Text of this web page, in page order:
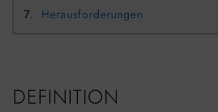
Herausforderungen
DEFINITION